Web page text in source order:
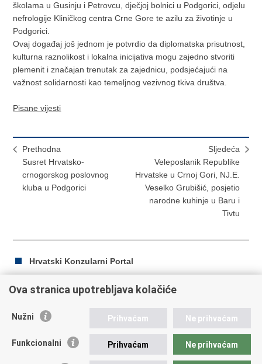
školama u Gusinju i Petrovcu, dječjoj bolnici u Podgorici, odjelu
nefrologije Kliničkog centra Crne Gore te azilu za životinje u
Podgorici.
Ovaj događaj još jednom je potvrdio da diplomatska prisutnost,
kulturna raznolikost i lokalna inicijativa mogu zajedno stvoriti
plemenit i značajan trenutak za zajednicu, podsjećajući na
važnost solidarnosti kao temeljnog vezivnog tkiva društva.
Pisane vijesti
Prethodna
​Susret Hrvatsko-
crnogorskog poslovnog
kluba u Podgorici
Sljedeća
Veleposlanik Republike
Hrvatske u Crnoj Gori, NJ.E.
Veselko Grubišić, posjetio
narodne kuhinje u Baru i
Tivtu
Hrvatski Konzularni Portal
Ispiši
Podijeli
Facebooku
Twitteru
Republika Hrvatska
Ova stranica upotrebljava kolačiće
Nužni Prihvaćam Ne prihvaćam
Funkcionalni Prihvaćam Ne prihvaćam